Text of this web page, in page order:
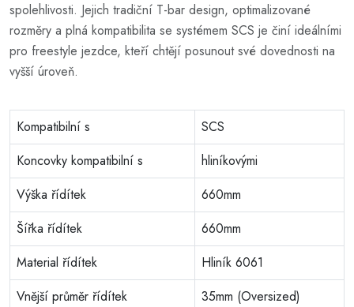
spolehlivosti. Jejich tradiční T-bar design, optimalizované
rozměry a plná kompatibilita se systémem SCS je činí ideálními
pro freestyle jezdce, kteří chtějí posunout své dovednosti na
vyšší úroveň.
Kompatibilní s
SCS
Koncovky kompatibilní s
hliníkovými
Výška řídítek
660mm
Šířka řídítek
660mm
Material řídítek
Hliník 6061
Vnější průměr řídítek
35mm (Oversized)